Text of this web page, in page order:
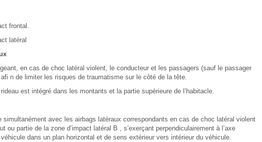
frontal.
latéral
en cas de choc latéral violent, le conducteur et les passagers (sauf le passager
n de limiter les risques de traumatisme sur le côté de la tête.
est intégré dans les montants et la partie supérieure de l’habitacle.
simultanément avec les airbags latéraux correspondants en cas de choc latéral violent
ou partie de la zone d’impact latéral B , s’exerçant perpendiculairement à l’axe
véhicule dans un plan horizontal et de sens extérieur vers intérieur du véhicule.